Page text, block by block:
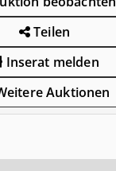
Teilen
Inserat melden
Auktionen